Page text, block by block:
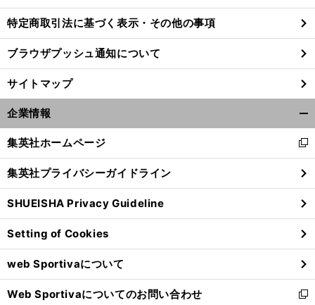
特定商取引法に基づく表示・その他の事項
ブラウザプッシュ通知について
サイトマップ
企業情報
閉
る
集英社ホームページ
新
し
い
ウ
ィ
ン
ド
ウ
で
開
く
集英社プライバシーガイドライン
SHUEISHA Privacy Guideline
Setting of Cookies
web Sportivaについて
Web Sportivaについてのお問い合わせ
新